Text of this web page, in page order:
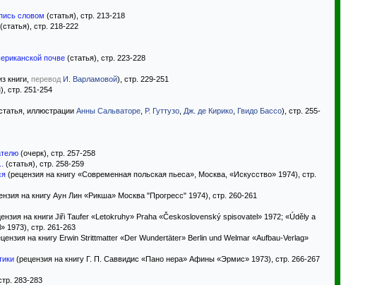
словом (статья), стр. 213-218
(статья), стр. 218-222
почве (статья), стр. 223-228
книги, перевод И. Варламовой), стр. 229-251
стр. 251-254
иллюстрации Анны Сальваторе Р. Гуттузо Дж. де Кирико Гвидо Бассо), стр. 255-
(очерк), стр. 257-258
(статья), стр. 258-259
(рецензия на книгу «Современная польская пьеса», Москва, «Искусство» 1974), стр.
на книгу Аун Лин «Рикша» Москва "Прогресс" 1974), стр. 260-261
на книги Jiři Taufer «Letokruhy» Praha «Československý spisovatel» 1972; «Úděly a
1973), стр. 261-263
на книгу Erwin Strittmatter «Der Wundertäter» Berlin und Welmar «Aufbau-Verlag»
(рецензия на книгу Г. П. Саввидис «Пано нера» Афины «Эрмис» 1973), стр. 266-267
283-283